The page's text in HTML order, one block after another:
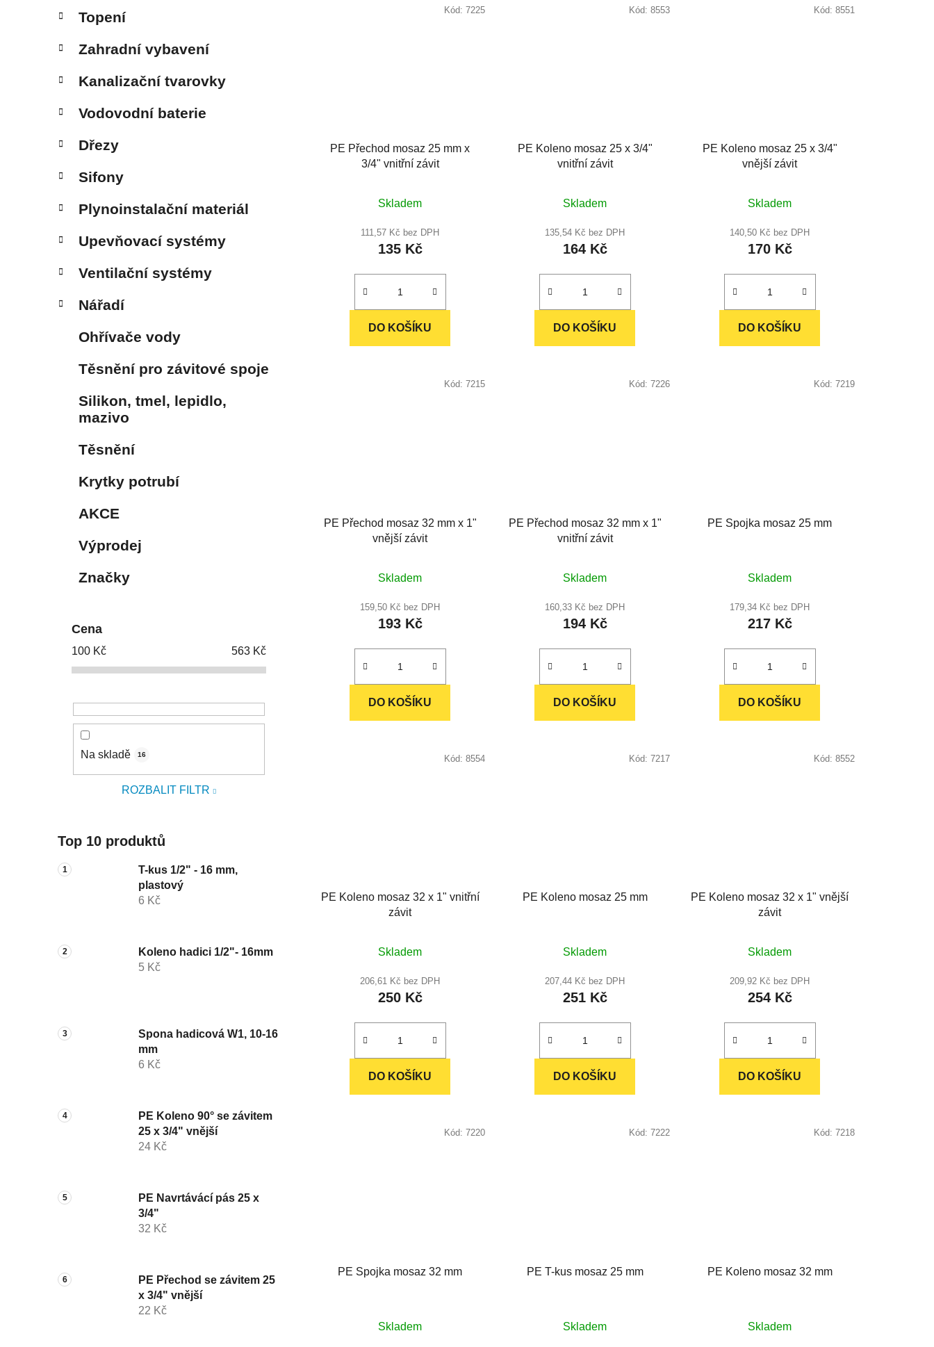
Topení
Zahradní vybavení
Kanalizační tvarovky
Vodovodní baterie
Dřezy
Sifony
Plynoinstalační materiál
Upevňovací systémy
Ventilační systémy
Nářadí
Ohřívače vody
Těsnění pro závitové spoje
Silikon, tmel, lepidlo,
mazivo
Těsnění
Krytky potrubí
AKCE
Výprodej
Značky
Cena
100 Kč 563 Kč
Na skladě 16
ROZBALIT FILTR
Top 10 produktů
T-kus 1/2" - 16 mm,
plastový
6 Kč
Koleno hadici 1/2"- 16mm
5 Kč
Spona hadicová W1, 10-16
mm
6 Kč
PE Koleno 90° se závitem
25 x 3/4" vnější
24 Kč
PE Navrtávácí pás 25 x
3/4"
32 Kč
PE Přechod se závitem 25
x 3/4" vnější
22 Kč
PE Přechod mosaz 25 mm x
3/4" vnitřní závit
hodnocení
produktu
je
hvězdiček.
Skladem
111,57 Kč bez DPH
135 Kč
DO KOŠÍKU
Kód: 7225
PE Koleno mosaz 25 x 3/4"
vnitřní závit
Skladem
135,54 Kč bez DPH
164 Kč
DO KOŠÍKU
Kód: 8553
PE Koleno mosaz 25 x 3/4"
vnější závit
Skladem
140,50 Kč bez DPH
170 Kč
DO KOŠÍKU
Kód: 8551
PE Přechod mosaz 32 mm x 1"
vnější závit
hodnocení
produktu
je
hvězdiček.
Skladem
159,50 Kč bez DPH
193 Kč
DO KOŠÍKU
Kód: 7215
PE Přechod mosaz 32 mm x 1"
vnitřní závit
hodnocení
produktu
je
hvězdiček.
Skladem
160,33 Kč bez DPH
194 Kč
DO KOŠÍKU
Kód: 7226
PE Spojka mosaz 25 mm
hodnocení
produktu
je
hvězdiček.
Skladem
179,34 Kč bez DPH
217 Kč
DO KOŠÍKU
Kód: 7219
PE Koleno mosaz 32 x 1" vnitřní
závit
hodnocení
produktu
je
hvězdiček.
Skladem
206,61 Kč bez DPH
250 Kč
DO KOŠÍKU
Kód: 8554
PE Koleno mosaz 25 mm
hodnocení
produktu
je
hvězdiček.
Skladem
207,44 Kč bez DPH
251 Kč
DO KOŠÍKU
Kód: 7217
PE Koleno mosaz 32 x 1" vnější
závit
Skladem
209,92 Kč bez DPH
254 Kč
DO KOŠÍKU
Kód: 8552
PE Spojka mosaz 32 mm
hodnocení
Skladem
Kód: 7220
PE T-kus mosaz 25 mm
hodnocení
Skladem
Kód: 7222
PE Koleno mosaz 32 mm
hodnocení
Skladem
Kód: 7218